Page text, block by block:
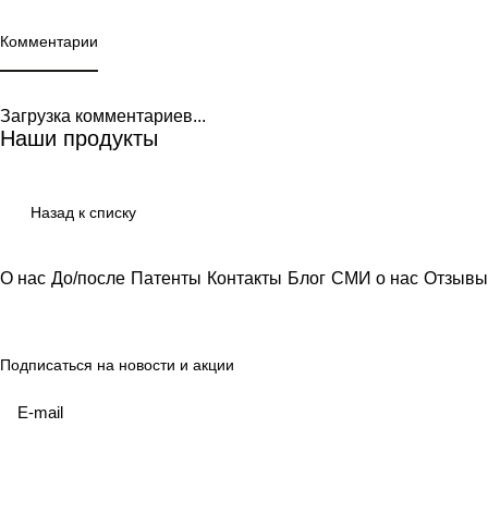
Комментарии
Загрузка комментариев...
Наши продукты
Назад к списку
О нас До/после Патенты Контакты Блог СМИ о нас Отзывы
Подписаться на новости и акции